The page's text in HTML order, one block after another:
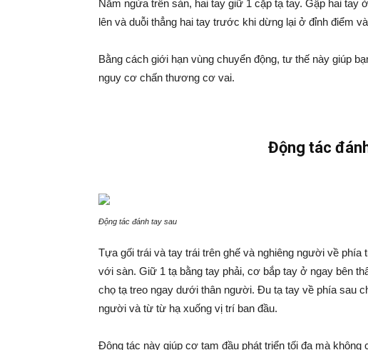
Nằm ngửa trên sàn, hai tay giữ 1 cặp tạ tay. Gập hai
lên và duỗi thẳng hai tay trước khi dừng lại ở đỉnh điểm
Bằng cách giới hạn vùng chuyển động, tư thế này giúp
nguy cơ chấn thương cơ vai.
Động tác
Động tác đánh tay sau
Tựa gối trái và tay trái trên ghế và nghiêng người về
với sàn. Giữ 1 tạ bằng tay phải, cơ bắp tay ở ngay bên
chọ tạ treo ngay dưới thân người. Đu tạ tay về phía sau
người và từ từ hạ xuống vị trí ban đầu.
Động tác này giúp cơ tam đầu phát triển tối đa mà